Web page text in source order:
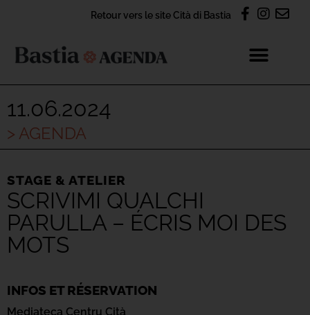
Retour vers le site Cità di Bastia
11.06.2024
> AGENDA
STAGE & ATELIER
SCRIVIMI QUALCHI
PARULLA – ÉCRIS MOI DES
MOTS
INFOS ET RÉSERVATION
Mediateca Centru Cità